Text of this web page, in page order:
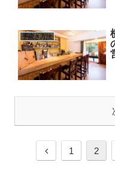
手続き方法
1 2